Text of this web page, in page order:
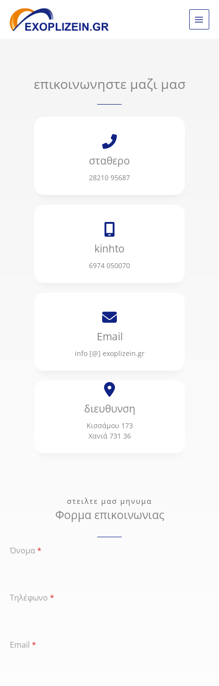
στο
περιεχόμενο
επικοινωνηστε μαζι μασ
σταθερο
28210 95687
kinhto
6974 050070
Email
info [@] exoplizein.gr
διευθυνση
Κισσάμου 173
Χανιά 731 36
στειλτε μασ μηνυμα
Φορμα επικοινωνιας
Όνομα*
Τηλέφωνο *
Email *